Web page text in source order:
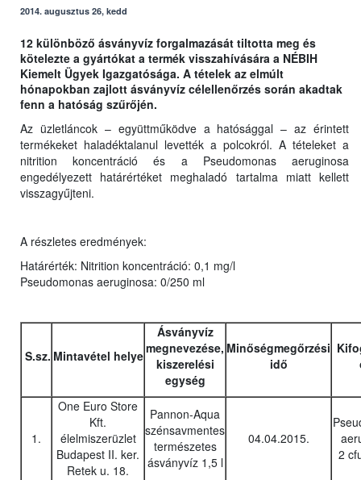
2014. augusztus 26, kedd
12 különböző ásványvíz forgalmazását tiltotta meg és
kötelezte a gyártókat a termék visszahívására a NÉBIH
Kiemelt Ügyek Igazgatósága. A tételek az elmúlt
hónapokban zajlott ásványvíz célellenőrzés során akadtak
fenn a hatóság szűrőjén.
Az üzletláncok – együttműködve a hatósággal – az érintett
termékeket haladéktalanul levették a polcokról. A tételeket a
nitrition koncentráció és a Pseudomonas aeruginosa
engedélyezett határértéket meghaladó tartalma miatt kellett
visszagyűjteni.
A részletes eredmények:
Határérték: Nitrition koncentráció: 0,1 mg/l
Pseudomonas aeruginosa: 0/250 ml
S.sz. Mintavétel helye
Ásványvíz
megnevezése,
kiszerelési
egység
Minőségmegőrzési
idő
1.
One Euro Store
Kft.
élelmiszerüzlet
Budapest II. ker.
Retek u. 18.
Pannon-Aqua
szénsavmentes
természetes
ásványvíz 1,5 l
04.04.2015.
2